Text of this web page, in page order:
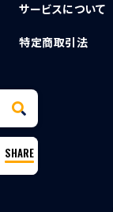
サービスについて
特定商取引法